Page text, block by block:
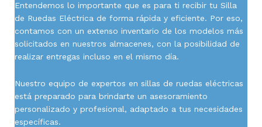
Entendemos lo importante que es para ti recibir tu Silla
de Ruedas Eléctrica de forma rápida y eficiente. Por eso,
contamos con un extenso inventario de los modelos más
solicitados en nuestros almacenes, con la posibilidad de
realizar entregas incluso en el mismo día.
Nuestro equipo de expertos en sillas de ruedas eléctricas
está preparado para brindarte un asesoramiento
personalizado y profesional, adaptado a tus necesidades
específicas.